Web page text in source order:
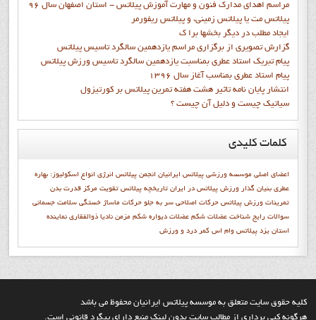
مراسم اهدای مدارک فنون و مهارت آموزش پیلاتس - استان اصفهان سال 96
پیلاتس مت یا پیلاتس زمینی، و پیلاتس ریفورمر
ايجاد مطلب در ديگر بخشها برا ک
گزارش تصويري از برگزاري مراسم يازدهمين سالگرد تاسيس پيلاتس
پيام تبريک استاد عطري بمناسبت يازدهمين سالگرد تاسيس ورزش پيلاتس
پيام استاد عطري بمناسب آغاز سال 1396
انتشار پايان نامه تاثیر هشت هفته تمرین پیلاتس بر کورتیزول
سیاتیک چیست و دلیل آن چیست ؟
کلماتکلیدی
اعضاي اصلي موسسه ورزشي پيلاتس ايرانيان انجمن پيلاتس انرژی انواع اسکولیوز: بهاره
عطري بنيان گذار ورزش پيلاتس در ايران تاريخچه پيلاتس تقويت مركز قدرت بدن
تمرينات ورزش پيلاتس حرکات اصلاحی سر به جلو حرکات ماساژ خستگی سلامت جسمانی
سوالات رايج شناخت عضلات شکم عضلات دیواره شکم مزمن نادیا ذوالفقاری نماينده
استان يزد پيلاتس وام اس کمر درد و ورزش
کليه حقوق سايت متعلق به موسسه پيلاتس ايرانيان محفوظ مي باشد
هرگونه کپي برداري از مطالب سايت بدون لينک منبع داراي پيگرد قانوني است.